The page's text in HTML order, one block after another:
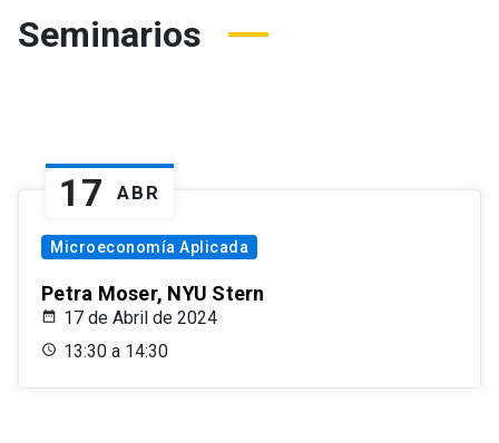
Seminarios
17 ABR
Microeconomía Aplicada
Petra Moser, NYU Stern
17 de Abril de 2024
13:30 a 14:30